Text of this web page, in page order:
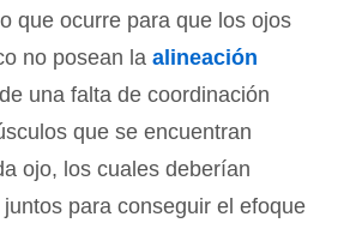
que ocurre para que los ojos
no posean la alineación
una falta de coordinación
que se encuentran
ojo, los cuales deberían
para conseguir el efoque